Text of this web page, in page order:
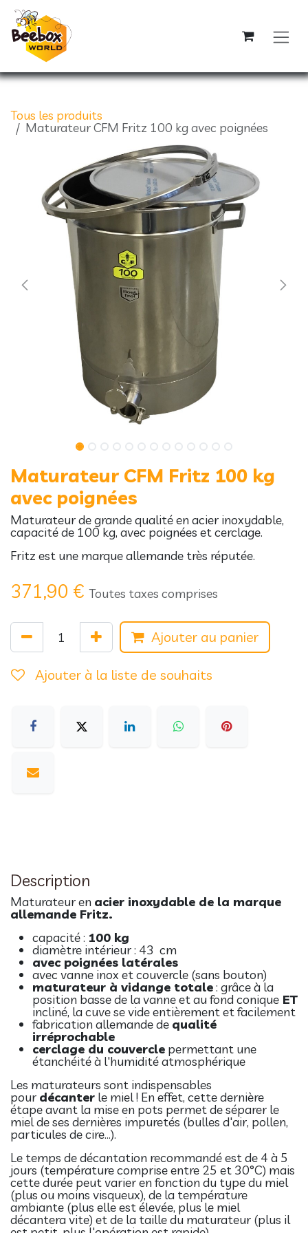
Se rendre au contenu
Tous les produits
Maturateur CFM Fritz 100 kg avec poignées
Maturateur CFM Fritz 100 kg
avec poignées
Maturateur de grande qualité en acier inoxydable,
capacité de 100 kg, avec poignées et cerclage.
Fritz est une marque allemande très réputée.
371,90 € Toutes taxes comprises
Ajouter au panier
Ajouter à la liste de souhaits
Description
Maturateur en acier inoxydable de la marque
allemande Fritz.
capacité : 100 kg
diamètre intérieur : 43 cm
avec poignées latérales
avec vanne inox et couvercle (sans bouton)
maturateur à vidange totale: grâce à la
position basse de la vanne et au fond conique ET
incliné, la cuve se vide entièrement et facilement
fabrication allemande de qualité
irréprochable
cerclage du couvercle permettant une
étanchéité à l'humidité atmosphérique
Les maturateurs sont indispensables
pour décanter le miel ! En effet, cette dernière
étape avant la mise en pots permet de séparer le
miel de ses dernières impuretés (bulles d'air, pollen,
particules de cire…).
Le temps de décantation recommandé est de 4 à 5
jours (température comprise entre 25 et 30°C) mais
cette durée peut varier en fonction du type du miel
(plus ou moins visqueux), de la température
ambiante (plus elle est élevée, plus le miel
décantera vite) et de la taille du maturateur (plus il